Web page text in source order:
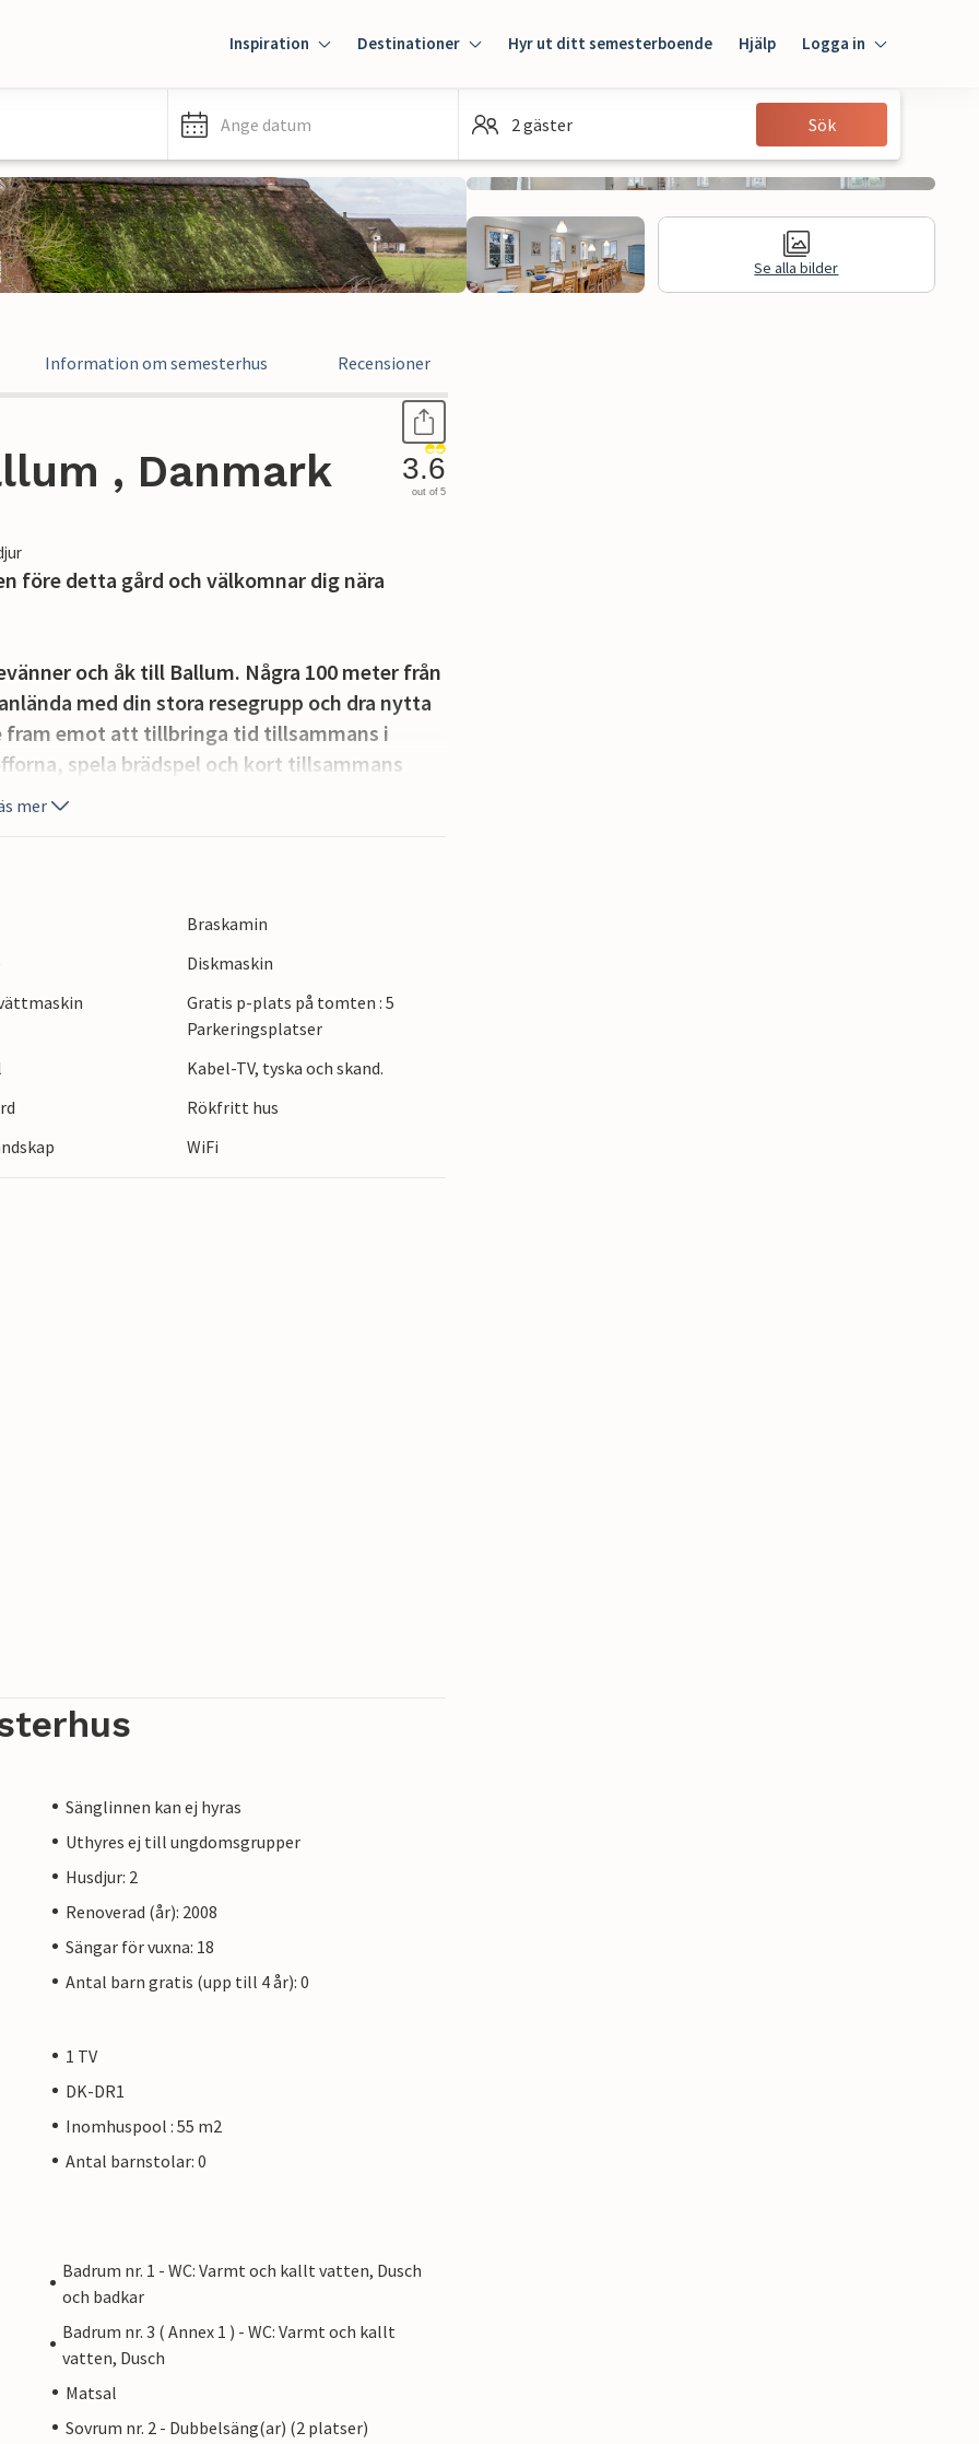
Inspiration Destinationer Hyr ut ditt semesterboende Hjälp Logga in
Gäst
Ange datum 2 gäster Sök
Se alla bilder
Information om semesterhus Recensioner
, Danmark 3.6
out of 5
före detta gård och välkomnar dig nära
och åk till Ballum. Några 100 meter från
med din stora resegrupp och dra nytta
fram emot att tillbringa tid tillsammans i
spela brädspel och kort tillsammans
Medan några också kan dra sig tillbaka till
Här kan du njuta av en pool som lovar
utsikt över landskapet. Dina barn
turer dit och lära dig mer om tidvattnet
utforska Nordsjöns cykelväg. Beundra den
till ön Römö, med sin vackra
promenera och utöva vattensporter.
mer
Braskamin
Diskmaskin
Gratis p-plats på tomten : 5
Parkeringsplatser
Kabel-TV, tyska och skand.
Rökfritt hus
WiFi
Sänglinnen kan ej hyras
Uthyres ej till ungdomsgrupper
Husdjur: 2
Renoverad (år): 2008
Sängar för vuxna: 18
Antal barn gratis (upp till 4 år): 0
1 TV
DK-DR1
Inomhuspool : 55 m2
Antal barnstolar: 0
Badrum nr. 1 - WC: Varmt och kallt vatten, Dusch
och badkar
Badrum nr. 3 ( Annex 1 ) - WC: Varmt och kallt
vatten, Dusch
Matsal
Sovrum nr. 2 - Dubbelsäng(ar) (2 platser)